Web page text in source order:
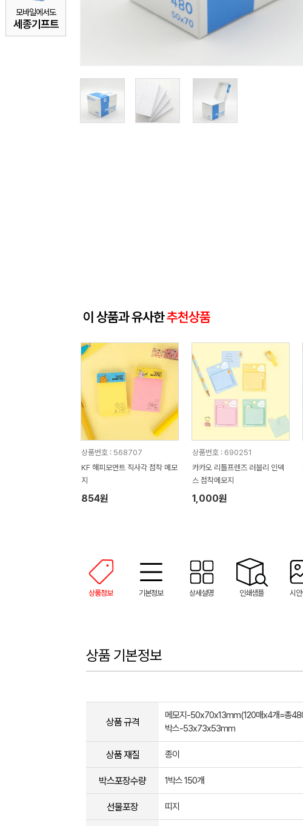
모바일에서도
세종기프트
이 상품과 유사한추천상품
상품번호 : 568707
KF 해피모먼트 직사각 점착 메모
지
854원
상품번호 : 690251
카카오 리틀프렌즈 러블리 인덱
스 점착메모지
1,000원
상품정보 기본정보 상세설명 인쇄샘플 시
상품 기본정보
상품 규격
메모지-50x70x13mm(120매x4개=총
박스-53x73x53mm
상품 재질 종이
박스포장수량 1박스 150개
선물포장 띠지